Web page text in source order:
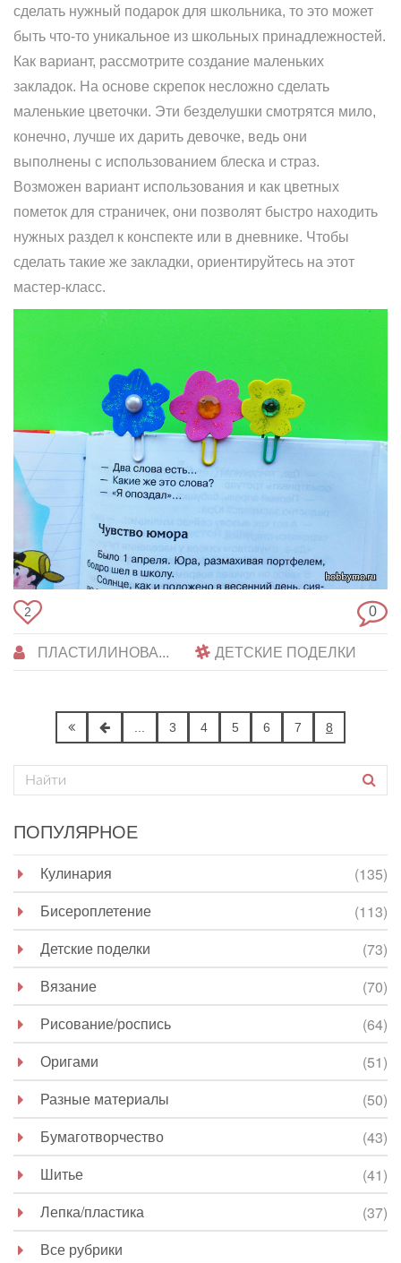
сделать нужный подарок для школьника, то это может
быть что-то уникальное из школьных принадлежностей.
Как вариант, рассмотрите создание маленьких
закладок. На основе скрепок несложно сделать
маленькие цветочки. Эти безделушки смотрятся мило,
конечно, лучше их дарить девочке, ведь они
выполнены с использованием блеска и страз.
Возможен вариант использования и как цветных
пометок для страничек, они позволят быстро находить
нужных раздел к конспекте или в дневнике. Чтобы
сделать такие же закладки, ориентируйтесь на этот
мастер-класс.
2 0
ПЛАСТИЛИНОВА... ДЕТСКИЕ ПОДЕЛКИ
... 3 4 5 6 7 8
ПОПУЛЯРНОЕ
Кулинария
(135)
Бисероплетение
(113)
Детские поделки
(73)
Вязание
(70)
Рисование/роспись
(64)
Оригами
(51)
Разные материалы
(50)
Бумаготворчество
(43)
Шитье
(41)
Лепка/пластика
(37)
Все рубрики